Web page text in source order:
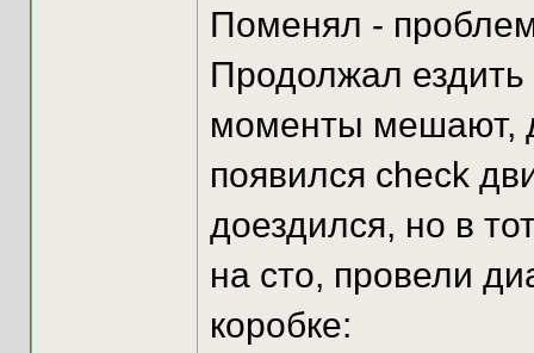
Поменял -
Продолжал ездить
моменты мешают,
появился check
доездился, но в
на сто, провели
коробке: